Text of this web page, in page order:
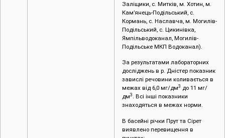
Заліщики, с. Митків, м. Хотин, м.
Кам’янець-Подільський, с.
Кормань, с. Наславча, м. Могилів-
Подільський, с. Цикинівка,
Ямпільводоканал, Могилів-
Подільське МКП Водоканал).
За результатами лабораторних
досліджень в р. Дністер показник
завислі речовини коливається в
межах від 6,0 мг/дм3 до 11 мг/
дм3 . Всі інші показники
знаходяться в межах норми.
В басейні річки Прут та Сірет
виявлено перевищення в